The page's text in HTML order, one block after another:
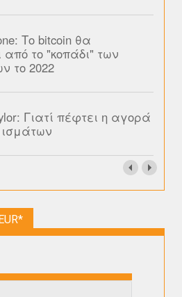
Το bitcoin θα
από το "κοπάδι" των
το 2022
Γιατί πέφτει η αγορά